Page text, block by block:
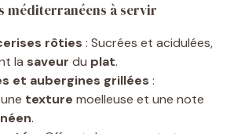
méditerranéens à servir
rôties : Sucrées et acidulées,
la saveur du plat.
et aubergines grillées :
texture moelleuse et une note
.